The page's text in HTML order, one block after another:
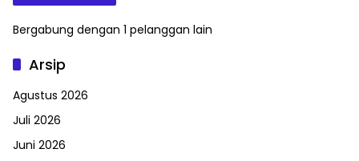
Bergabung dengan 1 pelanggan lain
Arsip
Agustus 2026
Juli 2026
Juni 2026